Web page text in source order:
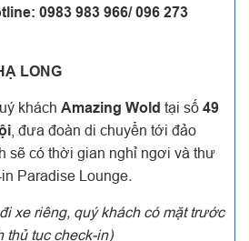
0983 983 966/ 096 273
LONG
khách Amazing Wold tại số 49
, đưa đoàn di chuyển tới đảo
sẽ có thời gian nghỉ ngơi và thư
Paradise Lounge.
xe riêng, quý khách có mặt trước
thủ tục check-in)